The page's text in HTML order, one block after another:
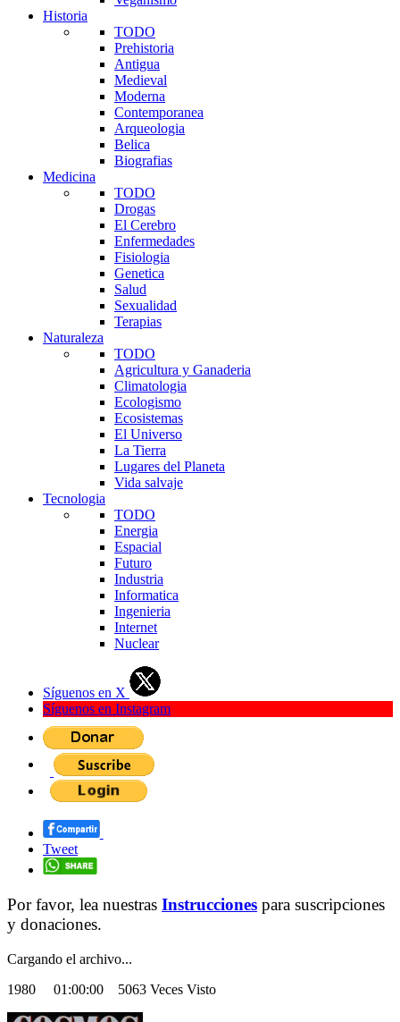
Historia
TODO
Prehistoria
Antigua
Medieval
Moderna
Contemporanea
Arqueologia
Belica
Biografias
Medicina
TODO
Drogas
El Cerebro
Enfermedades
Fisiologia
Genetica
Salud
Sexualidad
Terapias
Naturaleza
TODO
Agricultura y Ganaderia
Climatologia
Ecologismo
Ecosistemas
El Universo
La Tierra
Lugares del Planeta
Vida salvaje
Tecnologia
TODO
Energia
Espacial
Futuro
Industria
Informatica
Ingenieria
Internet
Nuclear
Síguenos en X
Síguenos en Instagram
Tweet
Por favor, lea nuestras Instrucciones para suscripciones
y donaciones.
Cargando el archivo...
1980 01:00:00 5063 Veces Visto